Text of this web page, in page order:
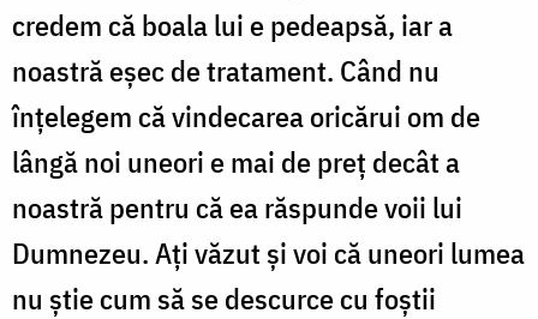
credem că boala lui e pedeapsă, iar a
noastră eșec de tratament. Când nu
înțelegem că vindecarea oricărui om de
lângă noi uneori e mai de preț decât a
noastră pentru că ea răspunde voii lui
Dumnezeu. Ați văzut și voi că uneori lumea
nu știe cum să se descurce cu foștii